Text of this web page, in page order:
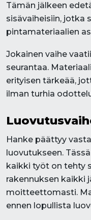
Tämän jälkeen
sisävaiheisiin, jotka
pintamateriaalien
Jokainen vaihe
seurantaa.
erityisen tärkeää,
ilman turhia
Hanke päättyy
luovutukseen.
kaikki työt on tehty
rakennuksen
moitteettomasti.
ennen lopullista